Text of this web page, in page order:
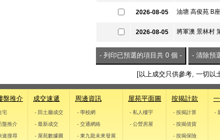
2026-08-05 油塘 高俊苑 B
2026-08-05 將軍澳 景林村
[以上成交只供參考, 一切以
盤推介
宅
盤推介
速搜尋
成交速遞
- 田土廳成交
- 最新成交
- 屋苑數據圖
周邊資訊
- 學校網
- 交通網絡
- 東九龍未來發展
屋苑平面圖
- 私人樓宇
- 公營房屋
按揭計款
- 按揭計算
- 按揭借貨
- 按揭保險
-